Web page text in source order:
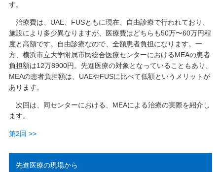
す。
治療費は、UAE、FUSともに現在、自由診療で行われており、
施設により多少異なりますが、医療費はどちらも50万〜60万円程
度と高額です。自由診療なので、全額患者負担になります。一
方、横浜市立大学附属市民総合医療センターにおけるMEAの患者
負担額は12万8900円。先進医療の対象となっていることもあり、
MEAの患者負担額は、UAEやFUSに比べて低額というメリットが
あります。
次回は、同センターにおける、MEAによる治療の実際を紹介し
ます。
第2回 >>
先進医療の現場から